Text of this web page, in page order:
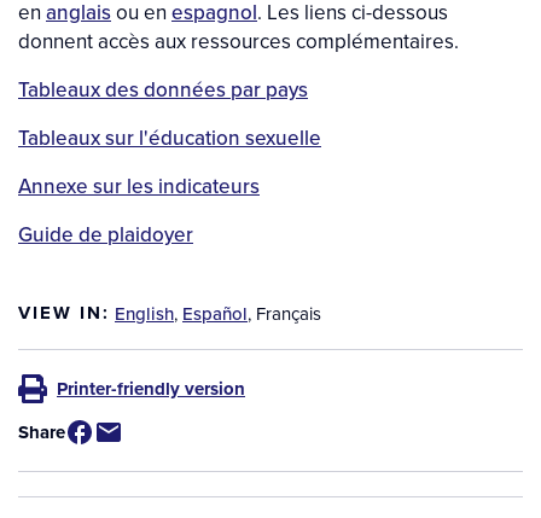
en anglaisou en espagnol. Les liens ci-dessous
donnent accès aux ressources complémentaires.
Tableaux des données par pays
Tableaux sur l'éducation sexuelle
Annexe sur les indicateurs
Guide de plaidoyer
VIEW IN: English, Español, Français
Printer-friendly version
Share